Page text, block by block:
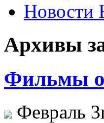
Новости
Архивы
Фильмы
Февраль